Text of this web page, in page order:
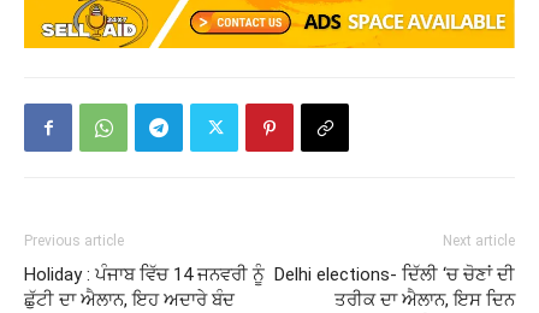
Previous article
Holiday : ਪੰਜਾਬ ਵਿੱਚ 14 ਜਨਵਰੀ ਨੂੰ
ਛੁੱਟੀ ਦਾ ਐਲਾਨ, ਇਹ ਅਦਾਰੇ ਬੰਦ
Next article
Delhi elections- ਦਿੱਲੀ ‘ਚ ਚੋਣਾਂ ਦੀ
ਤਰੀਕ ਦਾ ਐਲਾਨ, ਇਸ ਦਿਨ